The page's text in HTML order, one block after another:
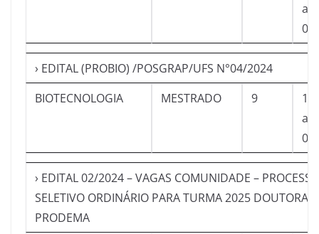
a
› EDITAL (PROBIO) /POSGRAP/UFS N°04/2024
BIOTECNOLOGIA
MESTRADO 9
a
› EDITAL 02/2024 – VAGAS COMUNIDADE – PROCESSO
SELETIVO ORDINÁRIO PARA TURMA 2025
PRODEMA